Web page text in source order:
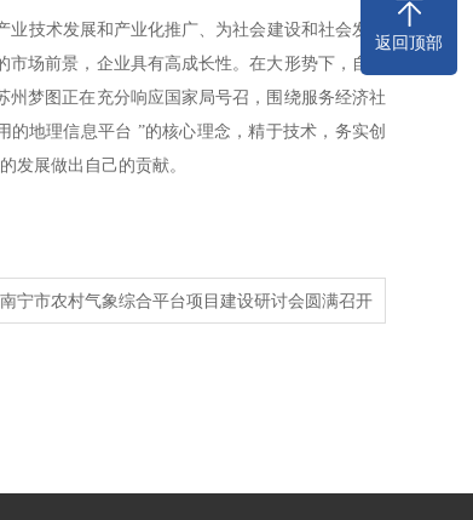
技术发展和产业化推广、为社会建设和社会发展
场前景，企业具有高成长性。在大形势下，自从
梦图正在充分响应国家局号召，围绕服务经济社
地理信息平台 ”的核心理念，精于技术，务实创
发展做出自己的贡献。
南宁市农村气象综合平台项目建设研讨会圆满召开
返回顶部